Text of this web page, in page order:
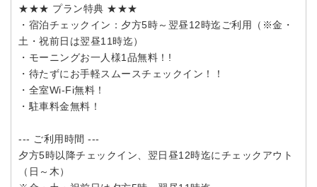
★★★ プラン特典 ★★★
・宿泊チェックイン：夕方5時～翌昼12時迄ご利用（※金・
土・祝前日は翌昼11時迄）
・モーニングお一人様1品無料！!
・待たずにお手軽スムースチェックイン！！
・全室Wi-Fi無料！
・駐車料金無料！
--- ご利用時間 ---
夕方5時以降チェックイン、翌日昼12時迄にチェックアウト
（日～木）